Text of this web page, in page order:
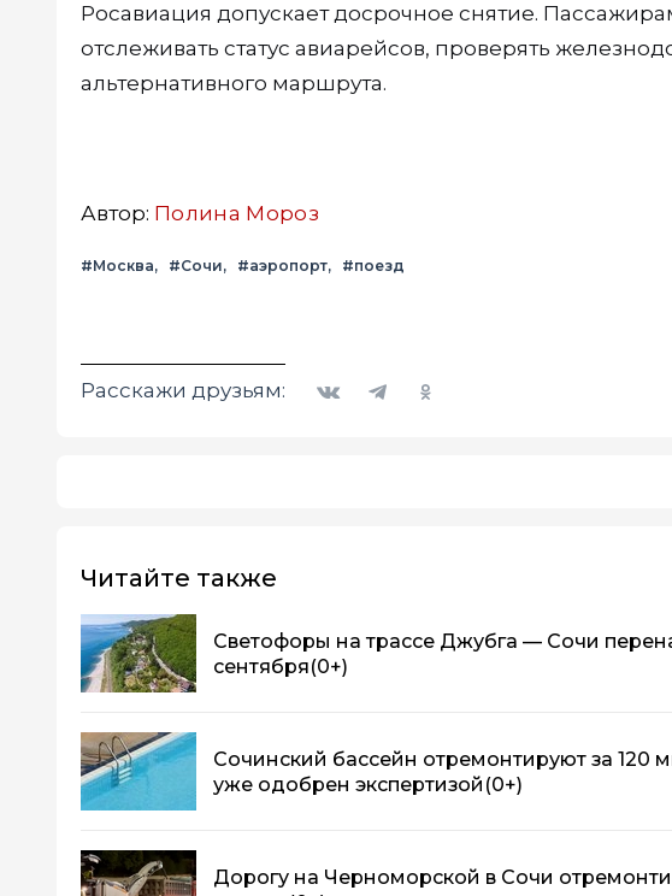
Росавиация допускает досрочное снятие.
отслеживать статус авиарейсов, проверять
альтернативного маршрута.
Автор: Полина Мороз
#Москва #Сочи #аэропорт #поезд
Расскажи друзьям:
Читайте также
Светофоры на трассе Джубга — Сочи
сентября(0+)
Сочинский бассейн отремонтируют за 120
уже одобрен экспертизой (0+)
Дорогу на Черноморской в Сочи